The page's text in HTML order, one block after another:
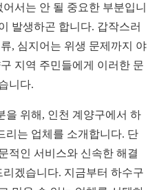
서는 안 될 중요한 부분입니
발생하곤 합니다. 갑작스러
, 심지어는 위생 문제까지 야
지역 주민들에게 이러한 문
니다.
을 위해, 인천 계양구에서 하
리는 업체를 소개합니다. 단
적인 서비스와 신속한 해결
겠습니다. 지금부터 하수구